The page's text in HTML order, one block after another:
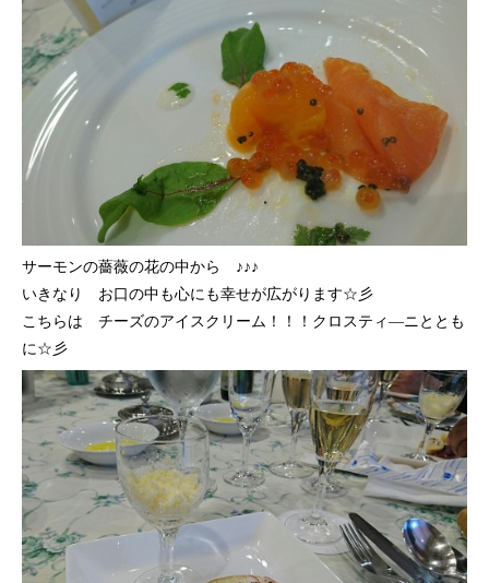
サーモンの薔薇の花の中から ♪♪♪
いきなり お口の中も心にも幸せが広がります☆彡
こちらは チーズのアイスクリーム！！！クロスティ―ニととも
に☆彡